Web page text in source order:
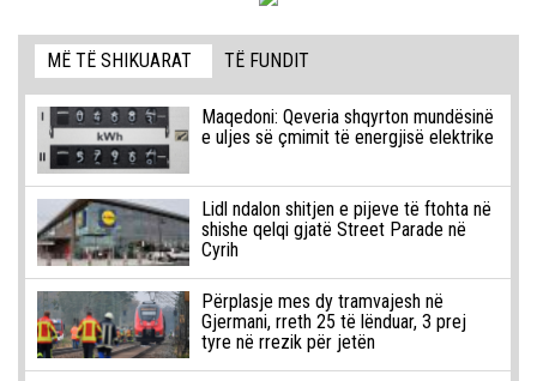
MË TË SHIKUARAT TË FUNDIT
Maqedoni: Qeveria shqyrton mundësinë
e uljes së çmimit të energjisë elektrike
Lidl ndalon shitjen e pijeve të ftohta në
shishe qelqi gjatë Street Parade në
Cyrih
Përplasje mes dy tramvajesh në
Gjermani, rreth 25 të lënduar, 3 prej
tyre në rrezik për jetën